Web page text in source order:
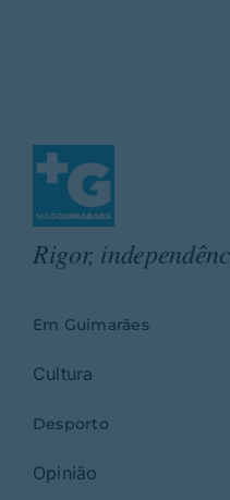
Rigor,
Em Guimarães
Cultura
Desporto
Opinião